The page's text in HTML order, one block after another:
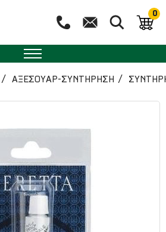
0
ΑΞΕΣΟΥΑΡ-ΣΥΝΤΗΡΗΣΗ